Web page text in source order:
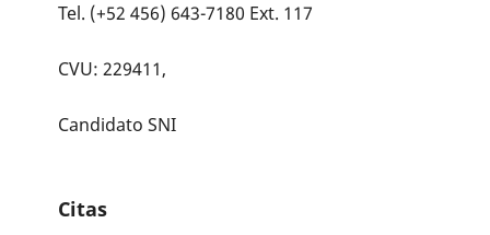
Tel. (+52 456) 643-7180 Ext. 117
CVU: 229411,
Candidato SNI
Citas